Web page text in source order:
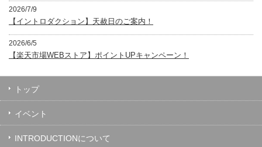
2026/7/9
【イントロダクション】天赦日のご案内！
2026/6/5
【楽天市場WEBストア】ポイントUPキャンペーン！
トップ
イベント
INTRODUCTIONについて